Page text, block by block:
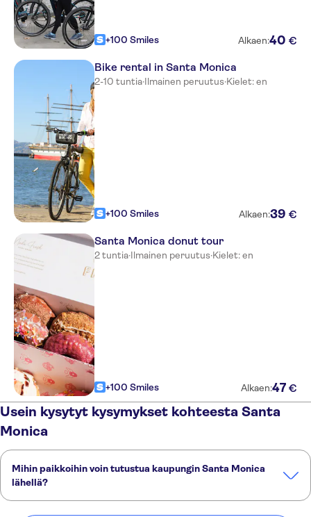
+100 Smiles Alkaen:40 €
Bike rental in Santa Monica
2-10 tuntia·Ilmainen peruutus·Kielet: en
+100 Smiles Alkaen:39 €
Santa Monica donut tour
2 tuntia·Ilmainen peruutus·Kielet: en
+100 Smiles Alkaen:47 €
Usein kysytyt kysymykset kohteesta Santa
Monica
Mihin paikkoihin voin tutustua kaupungin Santa Monica
lähellä?